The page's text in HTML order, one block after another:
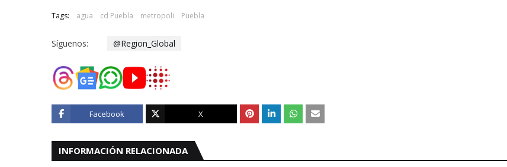
Tags: agua cd Puebla metropoli Puebla
Síguenos: @Region_Global
Facebook X
INFORMACIÓN RELACIONADA